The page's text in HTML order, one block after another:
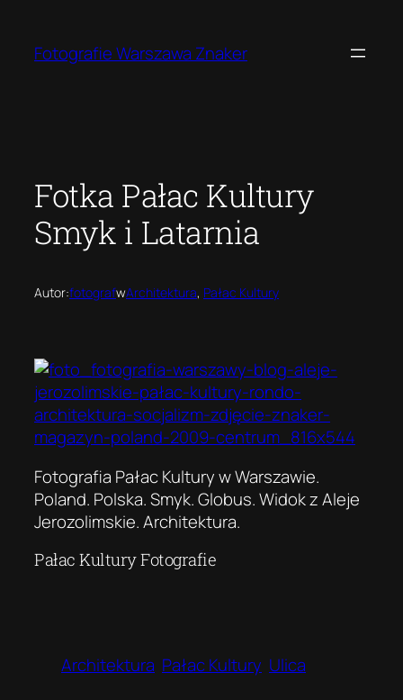
treściFotografie Warszawa Znaker
Fotka Pałac Kultury
Smyk i Latarnia
Autor:fotografwArchitektura, Pałac Kultury
Fotografia Pałac Kultury w Warszawie.
Poland. Polska. Smyk. Globus. Widok z Aleje
Jerozolimskie. Architektura.
Pałac Kultury Fotografie
Architektura Pałac Kultury Ulica